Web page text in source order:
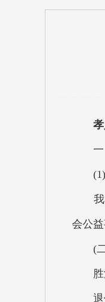
一
(1)
我单
会公
(二)
胜溪
退